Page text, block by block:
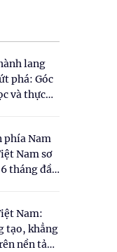
lang
phá: Góc
và thực
cổ
phía Nam
Nam sơ
tháng đầu
Nam:
tạo, khẳng
nền tảng